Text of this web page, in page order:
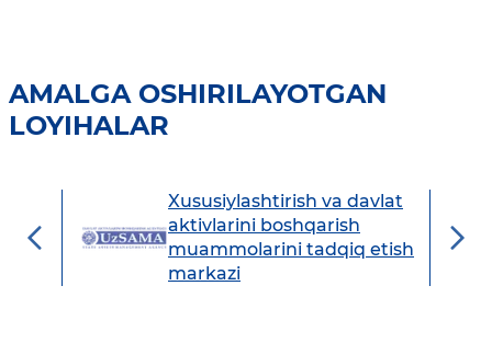
AMALGA OSHIRILAYOTGAN
LOYIHALAR
Xususiylashtirish va davlat
aktivlarini boshqarish
muammolarini tadqiq etish
markazi